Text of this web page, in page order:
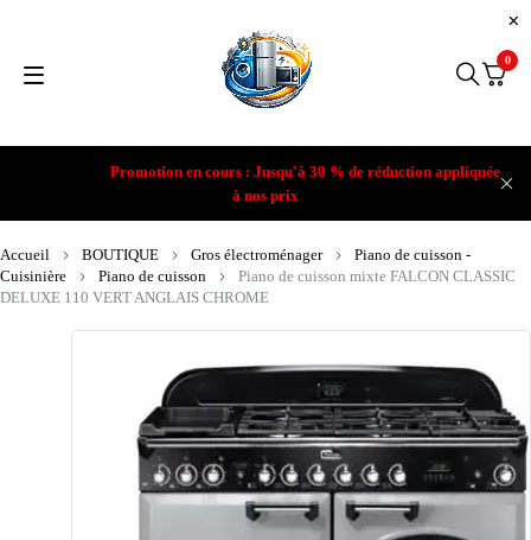
Promotion en cours : Jusqu'à 30 % de réduction appliquée
à nos prix
0
Accueil BOUTIQUE Gros électroménager
Piano de cuisson -
Cuisinière
Piano de cuisson
Piano de cuisson mixte FALCON CLASSIC
DELUXE 110 VERT ANGLAIS CHROME